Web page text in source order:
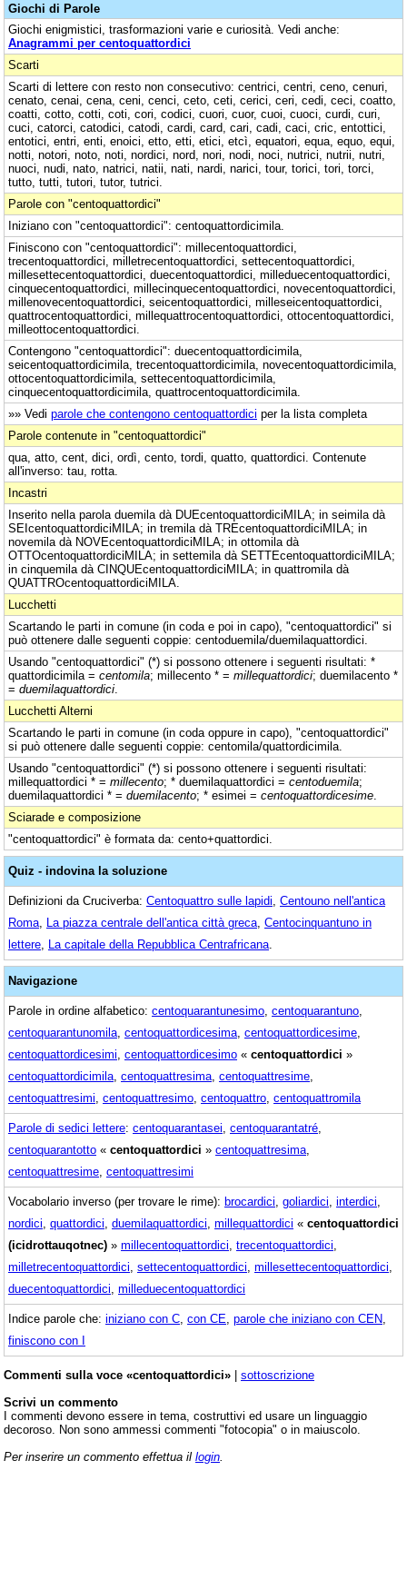
Giochi di Parole
Giochi enigmistici, trasformazioni varie e curiosità. Vedi anche:
Anagrammi per centoquattordici
Scarti
Scarti di lettere con resto non consecutivo: centrici, centri, ceno, cenuri,
cenato, cenai, cena, ceni, cenci, ceto, ceti, cerici, ceri, cedi, ceci, coatto,
coatti, cotto, cotti, coti, cori, codici, cuori, cuor, cuoi, cuoci, curdi, curi,
cuci, catorci, catodici, catodi, cardi, card, cari, cadi, caci, cric, entottici,
entotici, entri, enti, enoici, etto, etti, etici, etcì, equatori, equa, equo, equi,
notti, notori, noto, noti, nordici, nord, nori, nodi, noci, nutrici, nutrii, nutri,
nuoci, nudi, nato, natrici, natii, nati, nardi, narici, tour, torici, tori, torci,
tutto, tutti, tutori, tutor, tutrici.
Parole con "centoquattordici"
Iniziano con "centoquattordici": centoquattordicimila.
Finiscono con "centoquattordici": millecentoquattordici,
trecentoquattordici, milletrecentoquattordici, settecentoquattordici,
millesettecentoquattordici, duecentoquattordici, milleduecentoquattordici,
cinquecentoquattordici, millecinquecentoquattordici, novecentoquattordici,
millenovecentoquattordici, seicentoquattordici, milleseicentoquattordici,
quattrocentoquattordici, millequattrocentoquattordici, ottocentoquattordici,
milleottocentoquattordici.
Contengono "centoquattordici": duecentoquattordicimila,
seicentoquattordicimila, trecentoquattordicimila, novecentoquattordicimila,
ottocentoquattordicimila, settecentoquattordicimila,
cinquecentoquattordicimila, quattrocentoquattordicimila.
»» Vedi parole che contengono centoquattordici per la lista completa
Parole contenute in "centoquattordici"
qua, atto, cent, dici, ordì, cento, tordi, quatto, quattordici. Contenute
all'inverso: tau, rotta.
Incastri
Inserito nella parola duemila dà DUEcentoquattordiciMILA; in seimila dà
SEIcentoquattordiciMILA; in tremila dà TREcentoquattordiciMILA; in
novemila dà NOVEcentoquattordiciMILA; in ottomila dà
OTTOcentoquattordiciMILA; in settemila dà SETTEcentoquattordiciMILA;
in cinquemila dà CINQUEcentoquattordiciMILA; in quattromila dà
QUATTROcentoquattordiciMILA.
Lucchetti
Scartando le parti in comune (in coda e poi in capo), "centoquattordici" si
può ottenere dalle seguenti coppie: centoduemila/duemilaquattordici.
Usando "centoquattordici" (*) si possono ottenere i seguenti risultati: *
quattordicimila = centomila; millecento * = millequattordici; duemilacento *
= duemilaquattordici
Lucchetti Alterni
Scartando le parti in comune (in coda oppure in capo), "centoquattordici"
si può ottenere dalle seguenti coppie: centomila/quattordicimila.
Usando "centoquattordici" (*) si possono ottenere i seguenti risultati:
millequattordici * = millecento; * duemilaquattordici = centoduemila;
duemilaquattordici * = duemilacento; * esimei = centoquattordicesime
Sciarade e composizione
"centoquattordici" è formata da: cento+quattordici.
Quiz - indovina la soluzione
Definizioni da Cruciverba: Centoquattro sulle lapidi Centouno nell'antica
Roma La piazza centrale dell'antica città greca Centocinquantuno in
lettere La capitale della Repubblica Centrafricana
Navigazione
Parole in ordine alfabetico: centoquarantunesimo centoquarantuno
centoquarantunomila centoquattordicesima centoquattordicesime
centoquattordicesimi centoquattordicesimo « centoquattordici »
centoquattordicimila centoquattresima centoquattresime
centoquattresimi centoquattresimo centoquattro centoquattromila
Parole di sedici lettere: centoquarantasei centoquarantatré
centoquarantotto « centoquattordici » centoquattresima
centoquattresime centoquattresimi
Vocabolario inverso (per trovare le rime): brocardici goliardici interdici
nordici quattordici duemilaquattordici millequattordici « centoquattordici
(icidrottauqotnec) » millecentoquattordici trecentoquattordici
milletrecentoquattordici settecentoquattordici millesettecentoquattordici
duecentoquattordici milleduecentoquattordici
Indice parole che: iniziano con C con CE parole che iniziano con CEN
finiscono con I
Commenti sulla voce «centoquattordici» | sottoscrizione
Scrivi un commento
I commenti devono essere in tema, costruttivi ed usare un linguaggio
decoroso. Non sono ammessi commenti "fotocopia" o in maiuscolo.
Per inserire un commento effettua il login